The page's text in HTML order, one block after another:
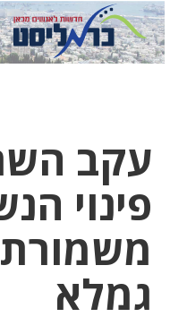
עקב
פינוי
גמלא